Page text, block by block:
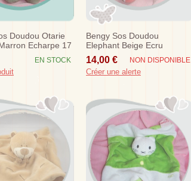
Doudou Otarie
Echarpe 17
EN STOCK
Bengy Sos Doudou
Elephant Beige Ecru
Foulard Vert 20 Cm
14,00 € NON DISPONIBLE
Créer une alerte